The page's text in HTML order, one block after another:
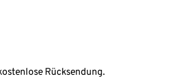
Rücksendung.